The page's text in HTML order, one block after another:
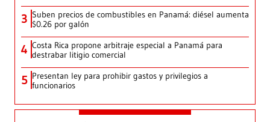
3 Suben precios de combustibles en Panamá: diésel aumenta
$0.26 por galón
4 Costa Rica propone arbitraje especial a Panamá para
destrabar litigio comercial
5 Presentan ley para prohibir gastos y privilegios a
funcionarios